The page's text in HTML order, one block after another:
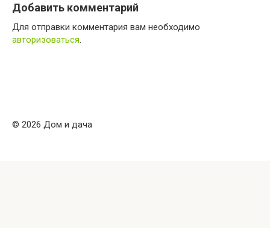
Добавить комментарий
Для отправки комментария вам необходимо
авторизоваться.
© 2026 Дом и дача